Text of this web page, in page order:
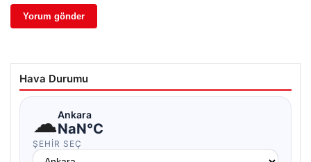
Hava Durumu
☁Ankara
NaN°C
ŞEHIR SEÇ